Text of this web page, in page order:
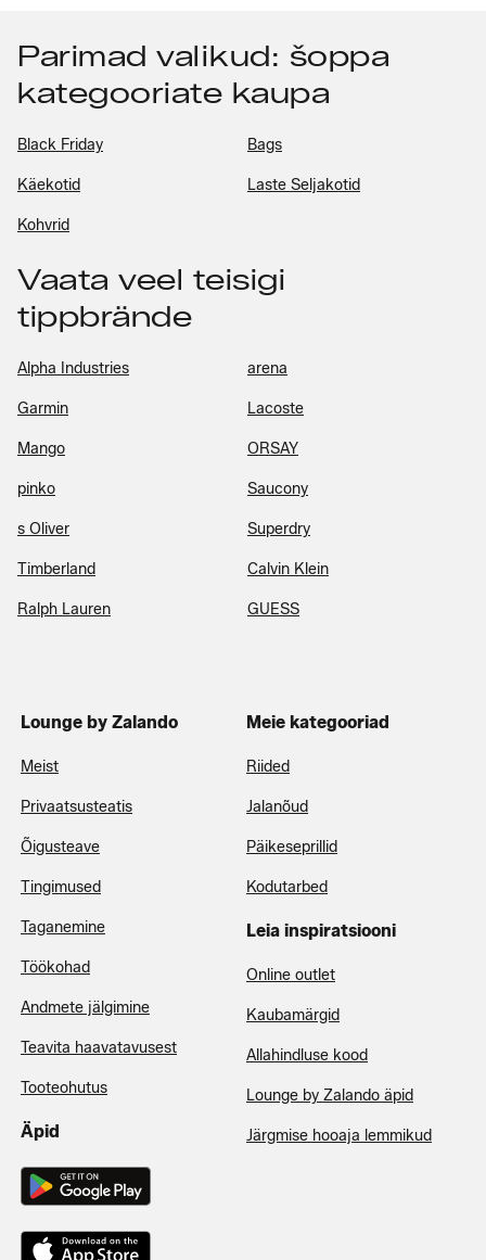
Parimad valikud: šoppa
kategooriate kaupa
Black Friday Bags
Käekotid Laste Seljakotid
Kohvrid
Vaata veel teisigi
tippbrände
Alpha Industries arena
Garmin Lacoste
Mango ORSAY
pinko Saucony
s Oliver Superdry
Timberland Calvin Klein
Ralph Lauren GUESS
Lounge by Zalando
Meist
Privaatsusteatis
Õigusteave
Tingimused
Taganemine
Töökohad
Andmete jälgimine
Teavita haavatavusest
Tooteohutus
Äpid
Meie kategooriad
Riided
Jalanõud
Päikeseprillid
Kodutarbed
Leia inspiratsiooni
Online outlet
Kaubamärgid
Allahindluse kood
Lounge by Zalando äpid
Järgmise hooaja lemmikud